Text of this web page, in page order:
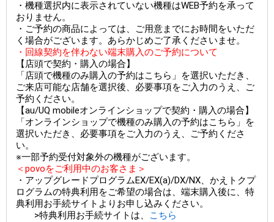
・機種選択内に表示されていない機種はWEB予約を承って
おりません。
・ご予約の商品によっては、ご用意までにお時間をいただ
く場合がございます。あらかじめご了承くださいませ。
・回線契約を伴わない端末購入のご予約について
【店頭で契約・購入の場合】
「店頭で機種のみ購入の予約はこちら」を選択いただき、
ご来店可能な店舗を選択後、必要事項をご入力のうえ、ご
予約ください。
【au/UQ mobileオンラインショップで契約・購入の場合】
「オンラインショップで機種のみ購入の予約はこちら」を
選択いただき、必要事項をご入力のうえ、ご予約くださ
い。
※一部予約受付対象外の機種がございます。
＜povoをご利用中のお客さま＞
・アップグレードプログラムEX/EX(a)/DX/NX、かえトクプ
ログラムの特典利用をご希望の場合は、端末購入後に、特
典利用お手続サイトよりお申し込みください。
>特典利用お手続サイトは、
こちら